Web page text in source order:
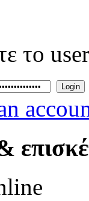
το
Login